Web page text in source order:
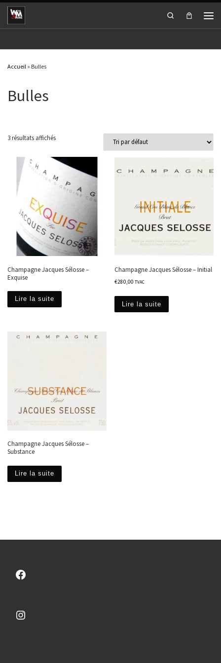
Passer au contenu
Search
Accueil » Bulles
Bulles
3 résultats affichés
Champagne Jacques Sélosse –
Exquise
Lire la suite
Champagne Jacques Sélosse – Initial
€280,00 TVAC
Lire la suite
Champagne Jacques Sélosse –
Substance
Lire la suite
Facebook
Instagram